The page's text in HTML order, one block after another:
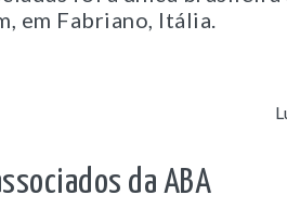
em Fabriano, Itália.
da ABA